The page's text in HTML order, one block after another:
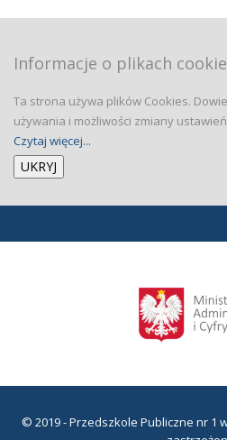
Informacje o plikach cookie
Ta strona używa plików Cookies.
używania i możliwości zmiany
Czytaj więcej...
© 2019 - Przedszkole Publiczne nr 1